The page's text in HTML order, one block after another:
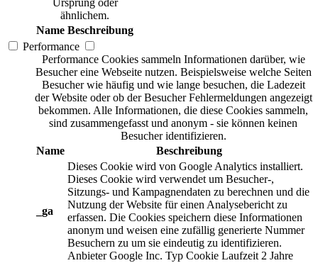
Ursprung oder
ähnlichem.
Name Beschreibung
Performance
Performance Cookies sammeln Informationen darüber, wie
Besucher eine Webseite nutzen. Beispielsweise welche Seiten
Besucher wie häufig und wie lange besuchen, die Ladezeit
der Website oder ob der Besucher Fehlermeldungen angezeigt
bekommen. Alle Informationen, die diese Cookies sammeln,
sind zusammengefasst und anonym - sie können keinen
Besucher identifizieren.
Name
Beschreibung
_ga
Dieses Cookie wird von Google Analytics installiert.
Dieses Cookie wird verwendet um Besucher-,
Sitzungs- und Kampagnendaten zu berechnen und die
Nutzung der Website für einen Analysebericht zu
erfassen. Die Cookies speichern diese Informationen
anonym und weisen eine zufällig generierte Nummer
Besuchern zu um sie eindeutig zu identifizieren.
Anbieter Google Inc. Typ Cookie Laufzeit 2 Jahre